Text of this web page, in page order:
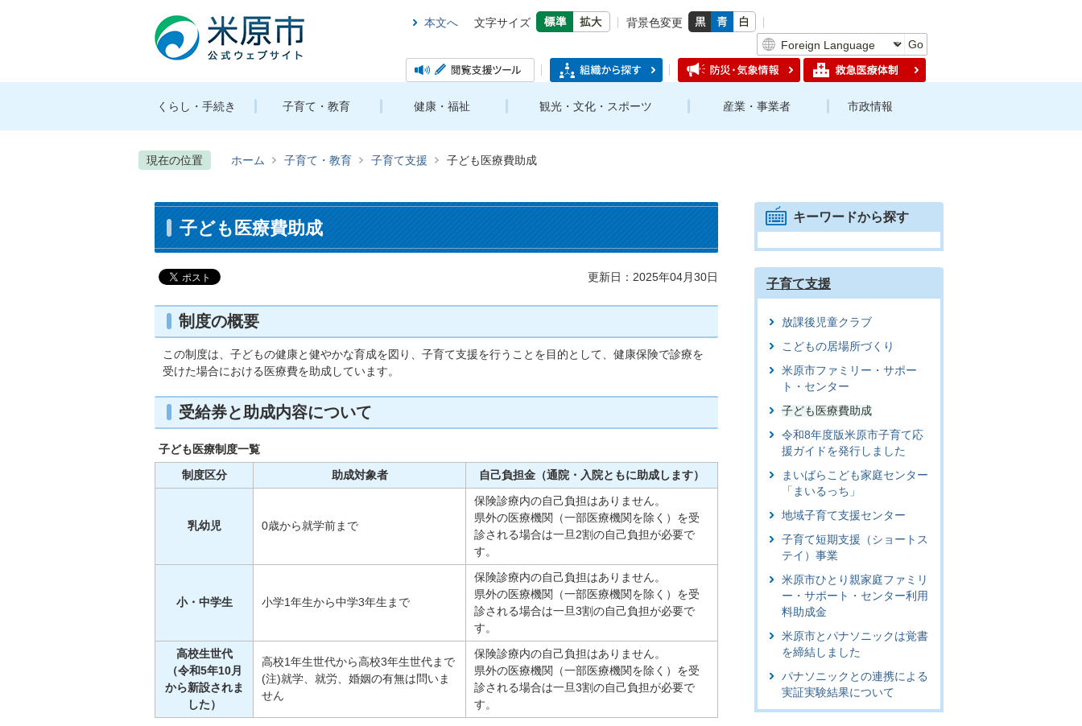
本文へ 文字サイズ
背景色変更
Go
くらし・手続き 子育て・教育 健康・福祉 観光・文化・スポーツ 産業・事業者 市政情報
現在の位置 ホーム 子育て・教育 子育て支援 子ども医療費助成
子ども医療費助成
更新日：2025年04月30日
制度の概要
この制度は、子どもの健康と健やかな育成を図り、子育て支援を行うことを目的として、健康保険で診療を
受けた場合における医療費を助成しています。
受給券と助成内容について
子ども医療制度一覧
制度区分
助成対象者 自己負担金（通院・入院ともに助成します）
乳幼児 0歳から就学前まで
保険診療内の自己負担はありません。
県外の医療機関（一部医療機関を除く）を受
診される場合は一旦2割の自己負担が必要で
す。
小・中学生 小学1年生から中学3年生まで
保険診療内の自己負担はありません。
県外の医療機関（一部医療機関を除く）を受
診される場合は一旦3割の自己負担が必要で
す。
高校生世代
（令和5年10月
から新設されま
した）
高校1年生世代から高校3年生世代まで
(注)就学、就労、婚姻の有無は問いま
せん
保険診療内の自己負担はありません。
県外の医療機関（一部医療機関を除く）を受
診される場合は一旦3割の自己負担が必要で
す。
キーワードから探す
子育て支援
放課後児童クラブ
こどもの居場所づくり
米原市ファミリー・サポー
ト・センター
子ども医療費助成
令和8年度版米原市子育て応
援ガイドを発行しました
まいばらこども家庭センター
「まいるっち」
地域子育て支援センター
子育て短期支援（ショートス
テイ）事業
米原市ひとり親家庭ファミリ
ー・サポート・センター利用
料助成金
米原市とパナソニックは覚書
を締結しました
パナソニックとの連携による
実証実験結果について